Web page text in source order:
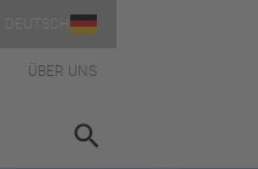
ÜBER UNS